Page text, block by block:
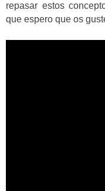
repasar estos
que espero que os